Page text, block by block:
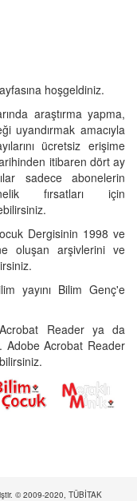
hoşgeldiniz.
araştırma yapma,
uyandırmak amacıyla
ücretsiz erişime
itibaren dört ay
sadece abonelerin
fırsatları için
Dergisinin 1998 ve
oluşan arşivlerini ve
yayını Bilim Genç'e
Reader ya da
Adobe Acrobat Reader
© 2009-2020, TÜBİTAK